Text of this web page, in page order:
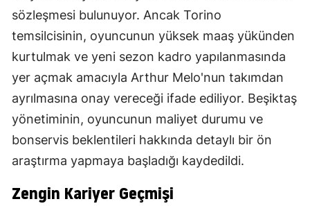
sözleşmesi bulunuyor. Ancak Torino
temsilcisinin, oyuncunun yüksek maaş yükünden
kurtulmak ve yeni sezon kadro yapılanmasında
yer açmak amacıyla Arthur Melo'nun takımdan
ayrılmasına onay vereceği ifade ediliyor. Beşiktaş
yönetiminin, oyuncunun maliyet durumu ve
bonservis beklentileri hakkında detaylı bir ön
araştırma yapmaya başladığı kaydedildi.
Zengin Kariyer Geçmişi